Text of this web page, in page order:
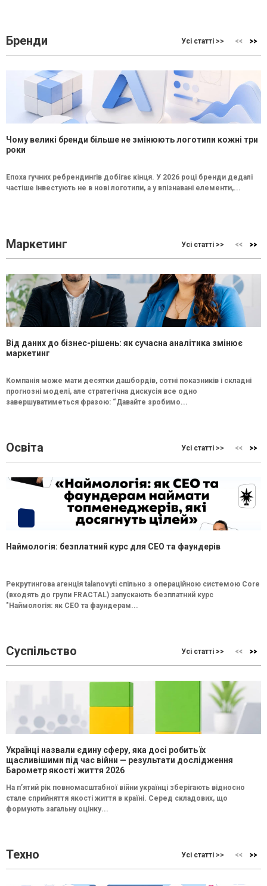
Бренди Усі статті >>
Чому великі бренди більше не змінюють логотипи кожні три
роки
Епоха гучних ребрендингів добігає кінця. У 2026 році бренди дедалі
частіше інвестують не в нові логотипи, а у впізнавані елементи,...
Маркетинг Усі статті >>
Від даних до бізнес-рішень: як сучасна аналітика змінює
маркетинг
Компанія може мати десятки дашбордів, сотні показників і складні
прогнозні моделі, але стратегічна дискусія все одно
завершуватиметься фразою: “Давайте зробимо...
Освіта Усі статті >>
Наймологія: безплатний курс для CEO та фаундерів
Рекрутингова агенція talanovyti спільно з операційною системою Core
(входять до групи FRACTAL) запускають безплатний курс
"Наймологія: як СEO та фаундерам...
Суспільство Усі статті >>
Українці назвали єдину сферу, яка досі робить їх
щасливішими під час війни — результати дослідження
Барометр якості життя 2026
На п’ятий рік повномасштабної війни українці зберігають відносно
стале сприйняття якості життя в країні. Серед складових, що
формують загальну оцінку...
Техно Усі статті >>